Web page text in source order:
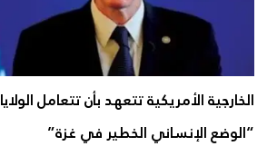
الخارجية الأمريكية تتعهد بأن تتعامل
“الوضع الإنساني الخطير في غزة”